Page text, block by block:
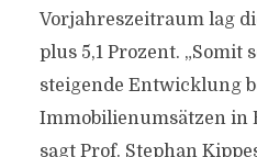
Vorjahreszeitraum lag
plus 5,1 Prozent. „Somit
steigende Entwicklung
Immobilienumsätzen in
sagt Prof. Stephan